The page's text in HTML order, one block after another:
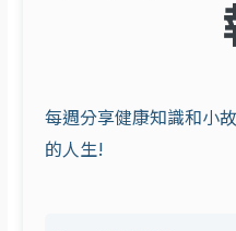
每週分享健康知識和小
的人生!